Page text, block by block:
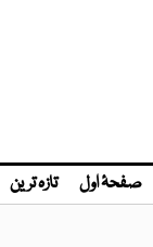
صفحۂ اول تازہ ترین